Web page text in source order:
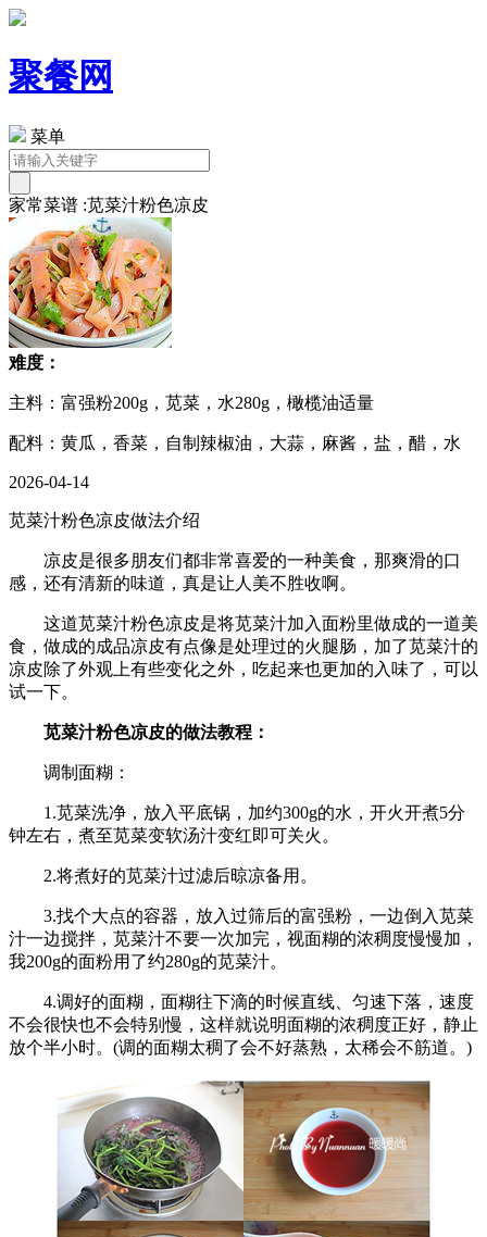
聚餐网
菜单
家常菜谱 :苋菜汁粉色凉皮
难度：
主料：富强粉200g，苋菜，水280g，橄榄油适量
配料：黄瓜，香菜，自制辣椒油，大蒜，麻酱，盐，醋，水
2026-04-14
苋菜汁粉色凉皮做法介绍
凉皮是很多朋友们都非常喜爱的一种美食，那爽滑的口
感，还有清新的味道，真是让人美不胜收啊。
这道苋菜汁粉色凉皮是将苋菜汁加入面粉里做成的一道美
食，做成的成品凉皮有点像是处理过的火腿肠，加了苋菜汁的
凉皮除了外观上有些变化之外，吃起来也更加的入味了，可以
试一下。
苋菜汁粉色凉皮的做法教程：
调制面糊：
1.苋菜洗净，放入平底锅，加约300g的水，开火开煮5分
钟左右，煮至苋菜变软汤汁变红即可关火。
2.将煮好的苋菜汁过滤后晾凉备用。
3.找个大点的容器，放入过筛后的富强粉，一边倒入苋菜
汁一边搅拌，苋菜汁不要一次加完，视面糊的浓稠度慢慢加，
我200g的面粉用了约280g的苋菜汁。
4.调好的面糊，面糊往下滴的时候直线、匀速下落，速度
不会很快也不会特别慢，这样就说明面糊的浓稠度正好，静止
放个半小时。(调的面糊太稠了会不好蒸熟，太稀会不筋道。)